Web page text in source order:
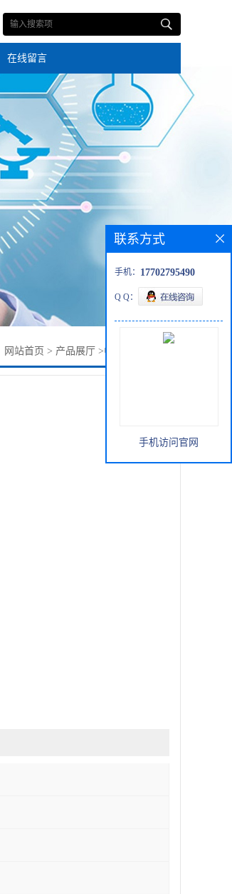
在线留言
网站首页 > 产品展厅 >中间体
联系方式
手机： 17702795490
Q Q：
手机访问官网